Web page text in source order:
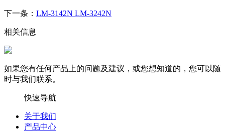
下一条： LM-3142N LM-3242N
相关信息
如果您有任何产品上的问题及建议，或您想知道的，您可以随
时与我们联系。
快速导航
关于我们
产品中心